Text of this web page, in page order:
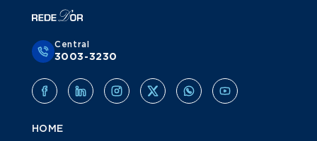
Central
3003-3230
HOME